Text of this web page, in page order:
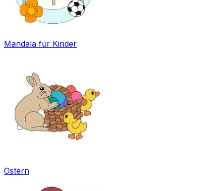
Mandala für Kinder
Ostern